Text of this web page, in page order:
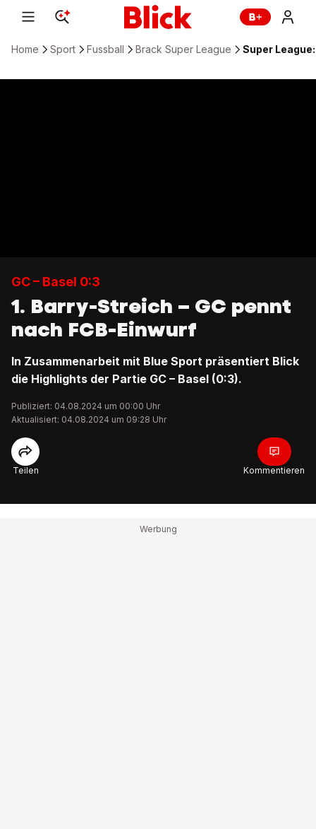
Home Sport Fussball Brack Super League Super
GC – Basel 0:3
1. Barry-Streich – GC pennt
nach FCB-Einwurf
In Zusammenarbeit mit Blue Sport präsentiert Blick
die Highlights der Partie GC – Basel (0:3).
Publiziert: 04.08.2024 um 00:00 Uhr
Aktualisiert: 04.08.2024 um 09:28 Uhr
Teilen Kommentieren